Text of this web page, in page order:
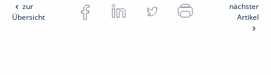
zur
Übersicht
nächster
Artikel